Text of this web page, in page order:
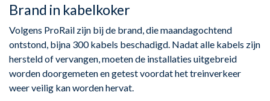
Brand in kabelkoker
Volgens ProRail zijn bij de brand, die maandagochtend
ontstond, bijna 300 kabels beschadigd. Nadat alle kabels zijn
hersteld of vervangen, moeten de installaties uitgebreid
worden doorgemeten en getest voordat het treinverkeer
weer veilig kan worden hervat.